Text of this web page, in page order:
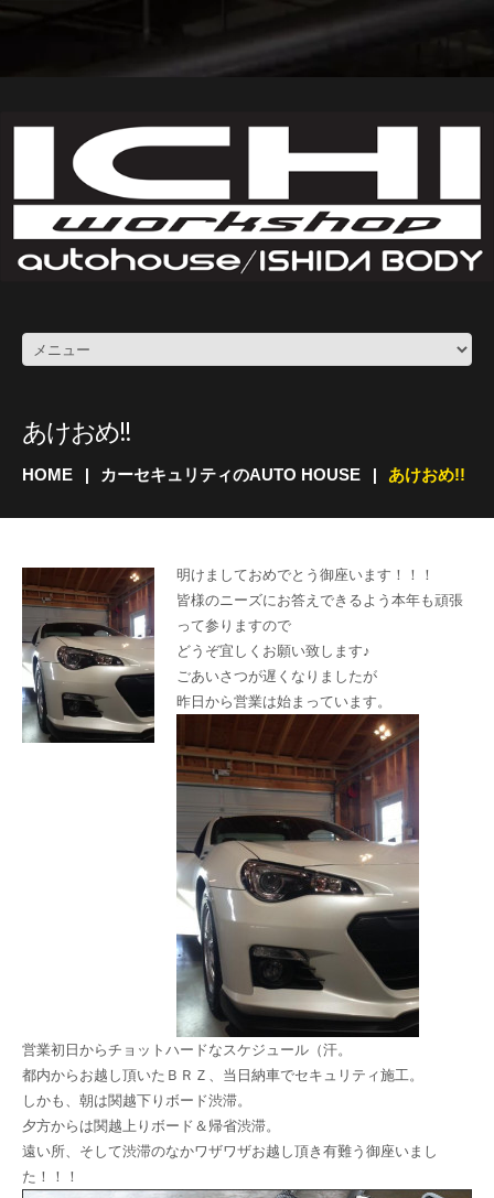
あけおめ!!
HOME カーセキュリティのAUTO HOUSE あけおめ!!
明けましておめでとう御座います！！！
皆様のニーズにお答えできるよう本年も頑張
って参りますので
どうぞ宜しくお願い致します♪
ごあいさつが遅くなりましたが
昨日から営業は始まっています。
営業初日からチョットハードなスケジュール（汗。
都内からお越し頂いたＢＲＺ、当日納車でセキュリティ施工。
しかも、朝は関越下りボード渋滞。
夕方からは関越上りボード＆帰省渋滞。
遠い所、そして渋滞のなかワザワザお越し頂き有難う御座いまし
た！！！